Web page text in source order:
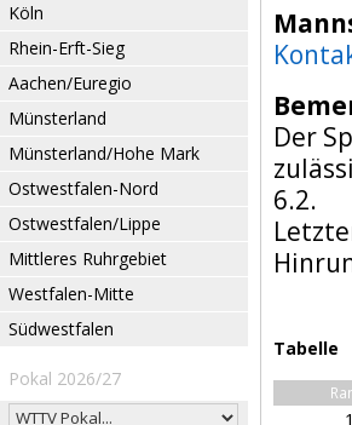
Köln
Rhein-Erft-Sieg
Aachen/Euregio
Münsterland
Münsterland/Hohe Mark
Ostwestfalen-Nord
Ostwestfalen/Lippe
Mittleres Ruhrgebiet
Westfalen-Mitte
Südwestfalen
Pokal 2026/27
Der
6.2.
Tabelle
1